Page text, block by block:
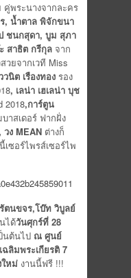
พระนางจากละคร
, น้ำตาล พิจักขนา
ชนกสุดา, บูม สุภา
สาธิต กรีกุล จาก
วยจากเวที Miss
นิต เรืองทอง รอง
, เลน่า เฮเลน่า บุช
2018,การ์ตูน
าสเดอร์ ฟากฝั่ง
วง MEAN ต่างก็
ซอร์ไพรส์เซอร์ไพ
ตนขจร,โบ๊ท วิบูลย์
ได้วันศุกร์ที่ 28
นต้นไป ณ ศูนย์
ลิมพระเกียรติ 7
หม่ งานนี้ฟรี !!!